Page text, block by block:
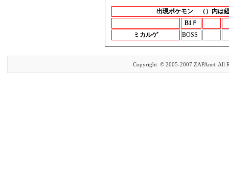
出現ポケモン （）内は
B1Ｆ
ミカルゲ
BOSS
Copyright © 2005-2007 ZAPAnet. All